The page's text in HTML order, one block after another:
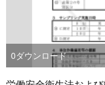
のポイント ＜管理番
に一意の番号を付与
る社内システム上の
す。 ＜情報の最新化
連絡先の更新などの
要です。 ＜個人情報
0ダウンロード